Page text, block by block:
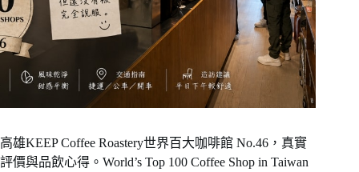
高雄KEEP Coffee Roastery世界百大咖啡館 No.46，真實
評價與品飲心得。World’s Top 100 Coffee Shop in Taiwan